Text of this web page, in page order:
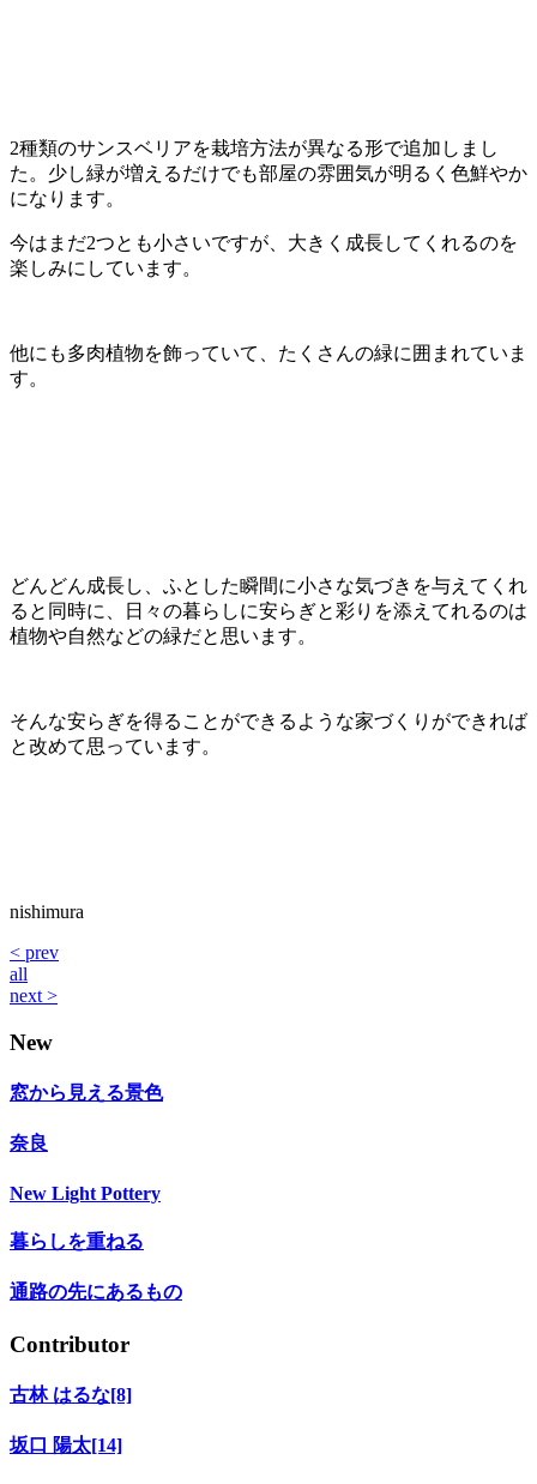
2種類のサンスベリアを栽培方法が異なる形で追加しまし
た。少し緑が増えるだけでも部屋の雰囲気が明るく色鮮やか
になります。
今はまだ2つとも小さいですが、大きく成長してくれるのを
楽しみにしています。
他にも多肉植物を飾っていて、たくさんの緑に囲まれていま
す。
どんどん成長し、ふとした瞬間に小さな気づきを与えてくれ
ると同時に、日々の暮らしに安らぎと彩りを添えてれるのは
植物や自然などの緑だと思います。
そんな安らぎを得ることができるような家づくりができれば
と改めて思っています。
nishimura
< prev
all
next >
New
窓から見える景色
奈良
New Light Pottery
暮らしを重ねる
通路の先にあるもの
Contributor
古林 はるな[8]
坂口 陽太[14]